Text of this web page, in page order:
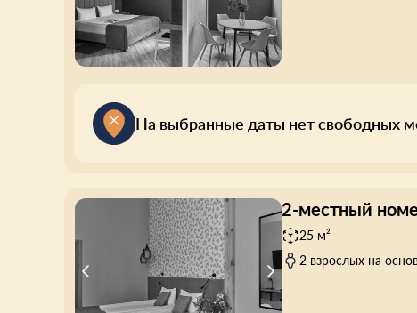
На выбранные даты нет свободных
2-местный
25 м²
2 взрослых на